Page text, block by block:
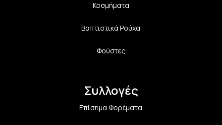
Κοσμήματα
Βαπτιστικά Ρούχα
Φούστες
Συλλογές
Επίσημα Φορέματα